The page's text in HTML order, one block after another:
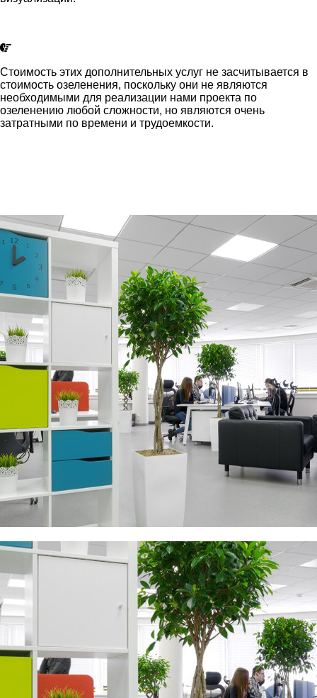
Стоимость этих дополнительных услуг не засчитывается в
стоимость озеленения, поскольку они не являются
необходимыми для реализации нами проекта по
озеленению любой сложности, но являются очень
затратными по времени и трудоемкости.